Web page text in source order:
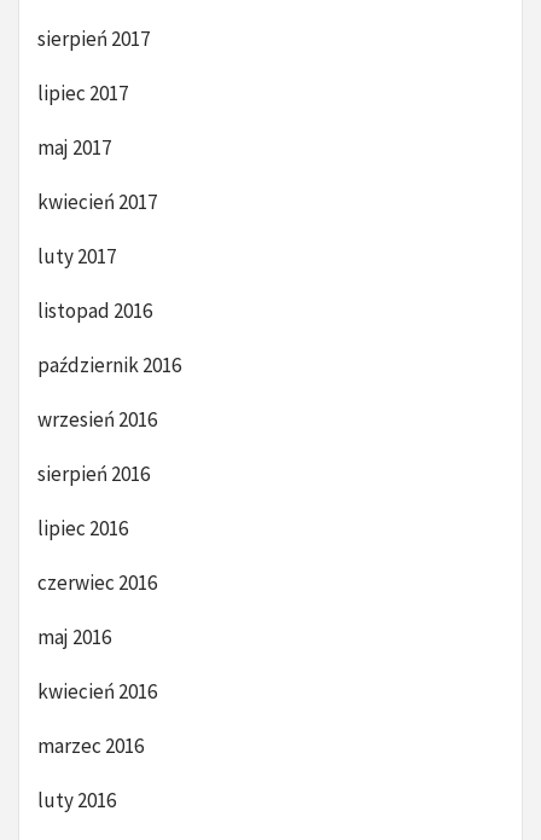
sierpień 2017
lipiec 2017
maj 2017
kwiecień 2017
luty 2017
listopad 2016
październik 2016
wrzesień 2016
sierpień 2016
lipiec 2016
czerwiec 2016
maj 2016
kwiecień 2016
marzec 2016
luty 2016